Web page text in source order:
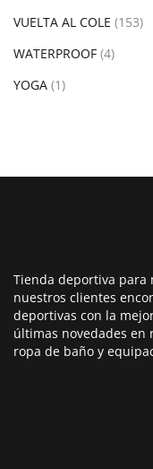
VUELTA AL COLE (153)
WATERPROOF (4)
YOGA (1)
Tienda deportiva para
nuestros clientes
deportivas con la
últimas novedades en
ropa de baño y